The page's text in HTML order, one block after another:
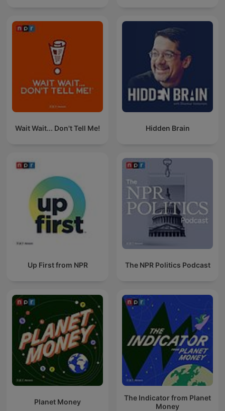
Wait Wait... Don't Tell Me! Hidden Brain
Up First from NPR The NPR Politics Podcast
Planet Money
The Indicator from Planet
Money